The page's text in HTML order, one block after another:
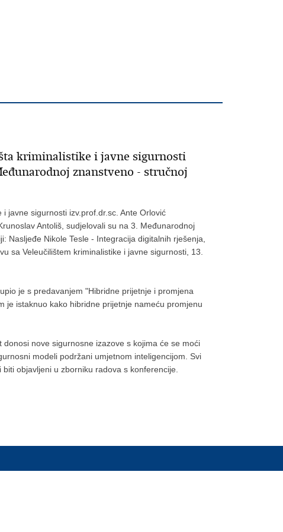
kriminalistike i javne sigurnosti
znanstveno - stručnoj
i javne sigurnosti izv.prof.dr.sc. Ante Orlović
Antoliš, sudjelovali su na 3. Međunarodnoj
Nasljeđe Nikole Tesle - Integracija digitalnih rješenja,
sa Veleučilištem kriminalistike i javne sigurnosti, 13.
je s predavanjem "Hibridne prijetnje i promjena
je istaknuo kako hibridne prijetnje nameću promjenu
nove sigurnosne izazove s kojima će se moći
modeli podržani umjetnom inteligencijom. Svi
objavljeni u zborniku radova s konferencije.